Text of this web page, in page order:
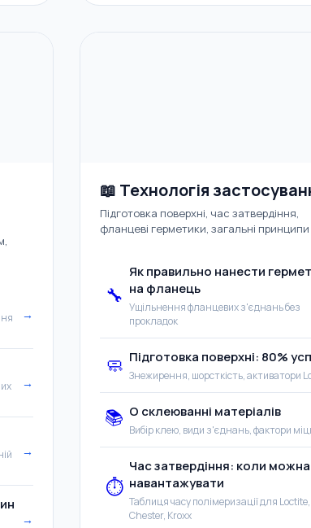
→
→
→
→
📖 Технологія
Підготовка поверхні, час затвердіння,
фланцеві герметики, загальні принципи
🔧
Як правильно нанести
на фланець
Ущільнення фланцевих з'єднань без
прокладок
🧼 Підготовка поверхні: 80%
Знежирення, шорсткість, активатори
📚 О склеюванні матеріалів
Вибір клею, види з'єднань, фактори
⏱️
Час затвердіння: коли можна
навантажувати
Таблиця часу полімеризації для Loctite,
Chester, Kroxx